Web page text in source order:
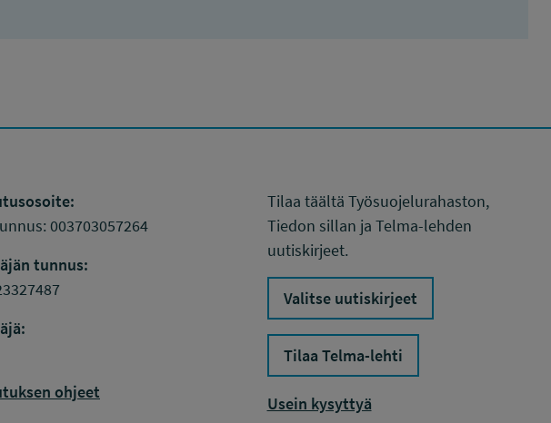
003703057264
tunnus:
ohjeet
Tilaa täältä Työsuojelurahaston,
Tiedon sillan ja Telma-lehden
uutiskirjeet.
Valitse uutiskirjeet
Tilaa Telma-lehti
Usein kysyttyä